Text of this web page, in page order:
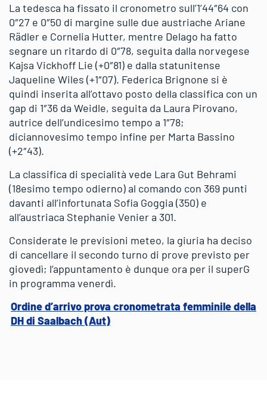
La tedesca ha fissato il cronometro sull’1’44″64 con
0″27 e 0″50 di margine sulle due austriache Ariane
Rädler e Cornelia Hutter, mentre Delago ha fatto
segnare un ritardo di 0″78, seguita dalla norvegese
Kajsa Vickhoff Lie (+0″81) e dalla statunitense
Jaqueline Wiles (+1″07). Federica Brignone si è
quindi inserita all’ottavo posto della classifica con un
gap di 1″36 da Weidle, seguita da Laura Pirovano,
autrice dell’undicesimo tempo a 1″78;
diciannovesimo tempo infine per Marta Bassino
(+2″43).
La classifica di specialità vede Lara Gut Behrami
(18esimo tempo odierno) al comando con 369 punti
davanti all’infortunata Sofia Goggia (350) e
all’austriaca Stephanie Venier a 301.
Considerate le previsioni meteo, la giuria ha deciso
di cancellare il secondo turno di prove previsto per
giovedì; l’appuntamento è dunque ora per il superG
in programma venerdì.
Ordine d’arrivo prova cronometrata femminile della
DH di Saalbach (Aut)